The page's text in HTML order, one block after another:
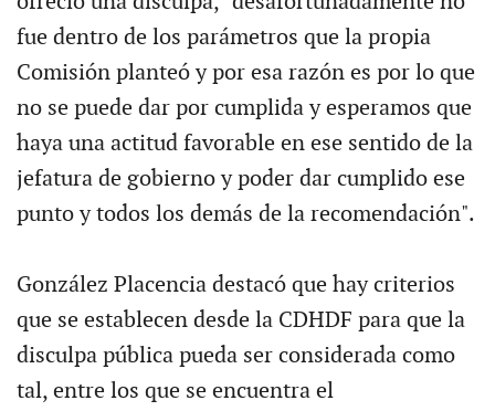
fue dentro de los parámetros que la propia
Comisión planteó y por esa razón es por lo que
no se puede dar por cumplida y esperamos que
haya una actitud favorable en ese sentido de la
jefatura de gobierno y poder dar cumplido ese
punto y todos los demás de la recomendación".
González Placencia destacó que hay criterios
que se establecen desde la CDHDF para que la
disculpa pública pueda ser considerada como
tal, entre los que se encuentra el